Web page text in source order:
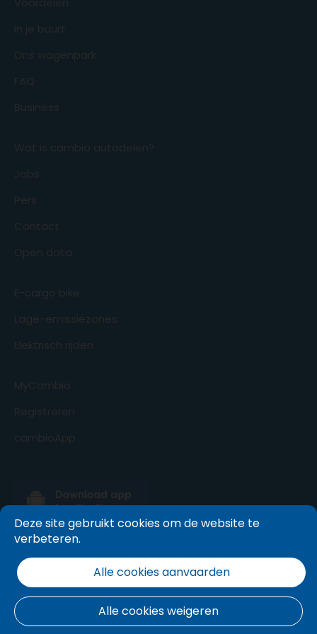
In je buurt
Ons wagenpark
FAQ
Business
Wat is cambio autodelen?
Jobs
Pers
Contact
Open data
E-cargo bike
Lage-emissiezones
Elektrisch rijden
MyCambio
Registreren
cambioApp
Deze site gebruikt cookies om de website te
verbeteren.
Alle cookies weigeren
Alle cookies aanvaarden